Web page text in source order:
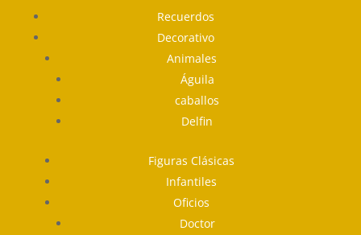
Recuerdos
Decorativo
Animales
Águila
caballos
Delfin
Figuras Clásicas
Infantiles
Oficios
Doctor